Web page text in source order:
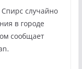
случайно
в городе
сообщает